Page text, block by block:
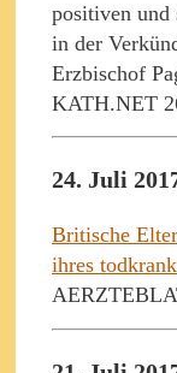
positiven und
in der
Erzbischof
KATH.NET
24. Juli
Britische
ihres